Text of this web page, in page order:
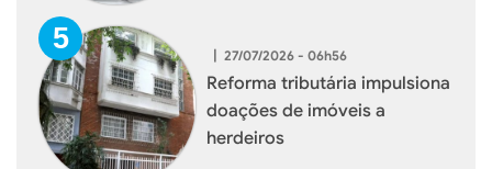
| 27/07/2026 - 06h56
Reforma tributária impulsiona
doações de imóveis a
herdeiros